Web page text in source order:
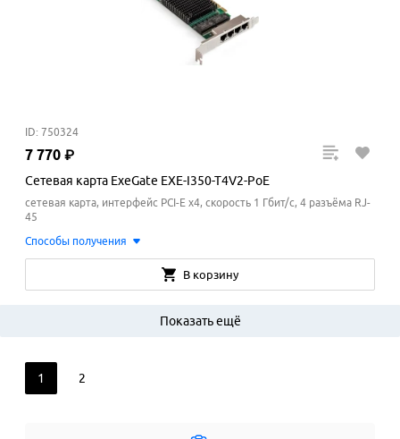
ID: 750324
7 770 ₽
Сетевая карта ExeGate EXE-I350-T4V2-PoE
сетевая карта, интерфейс PCI-E x4, скорость 1 Гбит/с, 4 разъёма RJ-
45
Способы получения
В корзину
1 2
Показать ещё